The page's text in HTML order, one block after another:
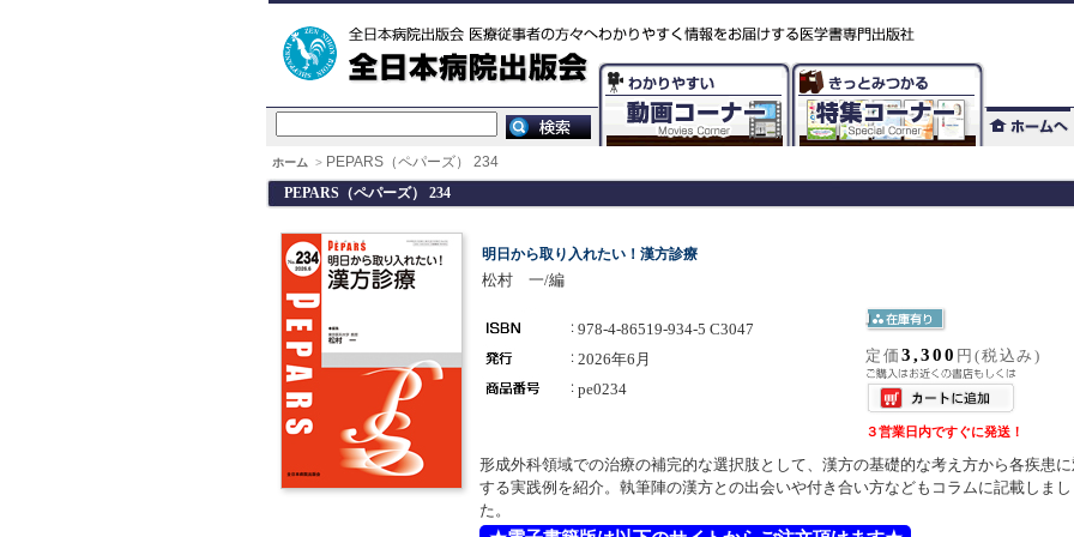
ホーム > PEPARS（ペパーズ） 234
PEPARS（ペパーズ） 234
明日から取り入れたい！漢方診療
松村 一/編
978-4-86519-934-5 C3047
2026年6月
pe0234
定価 3,300 円(税込み)
３営業日内ですぐに発送！
形成外科領域での治療の補完的な選択肢として、漢方の基礎的な考え方から各疾患
する実践例を紹介。執筆陣の漢方との出会いや付き合い方などもコラムに記載しまし
た。